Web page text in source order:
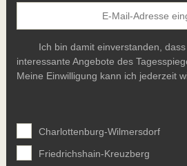
Ich bin damit einverstanden,
interessante Angebote des
Meine Einwilligung kann ich jederzeit
Charlottenburg-Wilmersdorf
Friedrichshain-Kreuzberg